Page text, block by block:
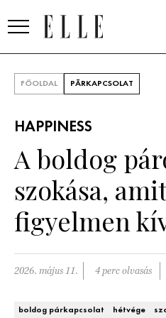
SZÉPSÉG
PSZICHÉ
ÉLETMÓD
PÁRKAPCSOLAT
FŐOLDAL PÁRKAPCSOLAT
HAPPINESS
A boldog
szokása,
figyelmen
2026. május 11. 4 perc olvasás
boldog párkapcsolat hétvége